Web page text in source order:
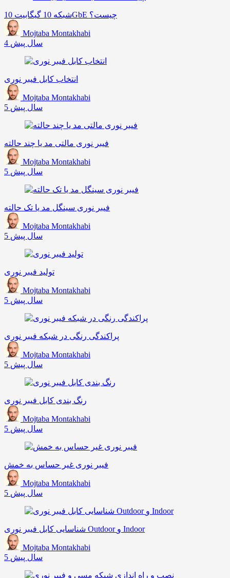
شبکه 10 گیگابیت 10GbE چیست؟
Mojtaba Montakhabi
4 سال پیش
انتخاب کابل فیبر نوری
Mojtaba Montakhabi
5 سال پیش
فیبر نوری مالتی مد یا چند حالته
Mojtaba Montakhabi
5 سال پیش
فیبر نوری سینگل مد یا تک حالته
Mojtaba Montakhabi
5 سال پیش
تولید فیبر نوری
Mojtaba Montakhabi
5 سال پیش
پراکندگی رنگی در شبکه فیبر نوری
Mojtaba Montakhabi
5 سال پیش
رنگ بندی کابل فیبر نوری
Mojtaba Montakhabi
5 سال پیش
فیبر نوری غیر حساس به خمش
Mojtaba Montakhabi
5 سال پیش
شناسایی کابل فیبر نوری Outdoor و Indoor
Mojtaba Montakhabi
5 سال پیش